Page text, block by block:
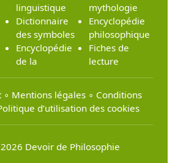
linguistique
Dictionnaire
des symboles
Encyclopédie
de la
mythologie
Encyclopédie
philosophique
Fiches de
lecture
∘ Mentions légales ∘ Conditions
d’utilisation des cookies
Devoir de Philosophie